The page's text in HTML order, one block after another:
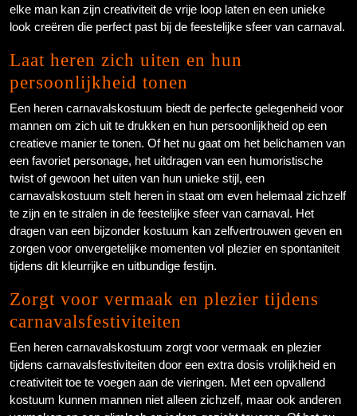
elke man kan zijn creativiteit de vrije loop laten en een unieke
look creëren die perfect past bij de feestelijke sfeer van carnaval.
Laat heren zich uiten en hun
persoonlijkheid tonen
Een heren carnavalskostuum biedt de perfecte gelegenheid voor
mannen om zich uit te drukken en hun persoonlijkheid op een
creatieve manier te tonen. Of het nu gaat om het belichamen van
een favoriet personage, het uitdragen van een humoristische
twist of gewoon het uiten van hun unieke stijl, een
carnavalskostuum stelt heren in staat om even helemaal zichzelf
te zijn en te stralen in de feestelijke sfeer van carnaval. Het
dragen van een bijzonder kostuum kan zelfvertrouwen geven en
zorgen voor onvergetelijke momenten vol plezier en spontaniteit
tijdens dit kleurrijke en uitbundige festijn.
Zorgt voor vermaak en plezier tijdens
carnavalsfestiviteiten
Een heren carnavalskostuum zorgt voor vermaak en plezier
tijdens carnavalsfestiviteiten door een extra dosis vrolijkheid en
creativiteit toe te voegen aan de vieringen. Met een opvallend
kostuum kunnen mannen niet alleen zichzelf, maar ook anderen